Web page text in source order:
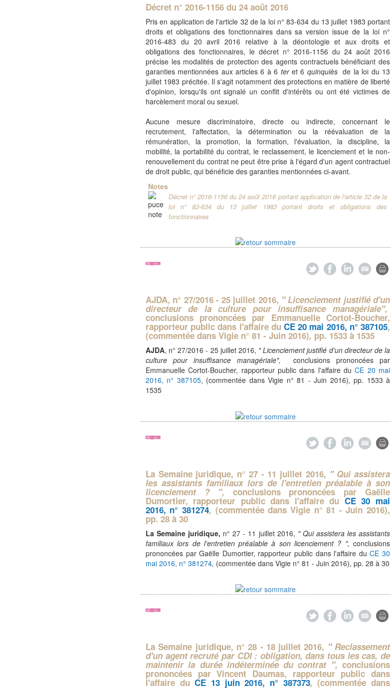
Décret n° 2016-1156 du 24 août 2016
Pris en application de l'article 32 de la loi n° 83-634 du 13 juillet 1983 portant
droits et obligations des fonctionnaires dans sa version issue de la loi n°
2016-483 du 20 avril 2016 relative à la déontologie et aux droits et
obligations des fonctionnaires, le décret n° 2016-1156 du 24 août 2016
précise les modalités de protection des agents contractuels bénéficiant des
garanties mentionnées aux articles 6 à 6 ter et 6 quinquiès de la loi du 13
juillet 1983 précitée. Il s'agit notamment des protections en matière de liberté
d'opinion, lorsqu'ils ont signalé un conflit d'intérêts ou ont été victimes de
harcèlement moral ou sexuel.
Aucune mesure discriminatoire, directe ou indirecte, concernant le
recrutement, l'affectation, la détermination ou la réévaluation de la
rémunération, la promotion, la formation, l'évaluation, la discipline, la
mobilité, la portabilité du contrat, le reclassement, le licenciement et le non-
renouvellement du contrat ne peut être prise à l'égard d'un agent contractuel
de droit public, qui bénéficie des garanties mentionnées ci-avant.
Notes
Décret n° 2016-1156 du 24 août 2016 portant application de l'article 32 de la
loi n° 83-634 du 13 juillet 1983 portant droits et obligations des
fonctionnaires
AJDA, n° 27/2016 - 25 juillet 2016, " Licenciement justifié d'un
directeur de la culture pour insuffisance managériale",
conclusions prononcées par Emmanuelle Cortot-Boucher,
rapporteur public dans l'affaire du CE 20 mai 2016, n° 387105,
(commentée dans Vigie n° 81 - Juin 2016), pp. 1533 à 1535
AJDA, n° 27/2016 - 25 juillet 2016, " Licenciement justifié d'un directeur de la
culture pour insuffisance managériale", conclusions prononcées par
Emmanuelle Cortot-Boucher, rapporteur public dans l'affaire duCE 20 mai
2016, n° 387105, (commentée dans Vigie n° 81 - Juin 2016),pp. 1533 à
1535
La Semaine juridique, n° 27 - 11 juillet 2016, " Qui assistera
les assistants familiaux lors de l'entretien préalable à son
licenciement ? ", conclusions prononcées par Gaëlle
Dumortier, rapporteur public dans l'affaire duCE 30 mai
2016, n° 381274, (commentée dans Vigie n° 81 - Juin 2016),
pp. 28 à 30
La Semaine juridique, n° 27 - 11 juillet 2016, " Qui assistera les assistants
familiaux lors de l'entretien préalable à son licenciement ? ", conclusions
prononcées par Gaëlle Dumortier, rapporteur public dans l'affaire duCE 30
mai 2016, n° 381274, (commentée dans Vigie n° 81 - Juin 2016), pp. 28 à 30
La Semaine juridique, n° 28 - 18 juillet 2016, " Reclassement
d'un agent recruté par CDI : obligation, dans tous les cas, de
maintenir la durée indéterminée du contrat ", conclusions
prononcées par Vincent Daumas, rapporteur public dans
l'affaire duCE 13 juin 2016, n° 387373,(commentée dans